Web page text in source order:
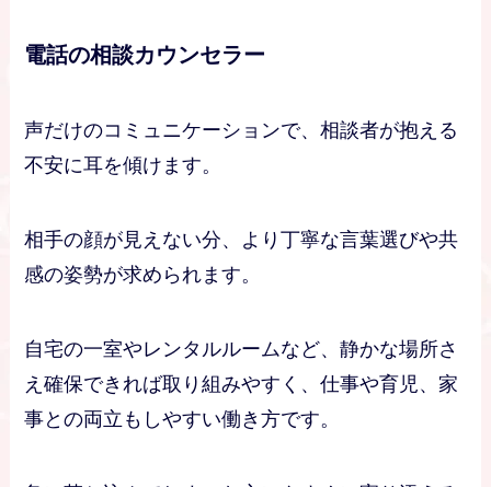
電話の相談カウンセラー
声だけのコミュニケーションで、相談者が抱える
不安に耳を傾けます。
相手の顔が見えない分、より丁寧な言葉選びや共
感の姿勢が求められます。
自宅の一室やレンタルルームなど、静かな場所さ
え確保できれば取り組みやすく、仕事や育児、家
事との両立もしやすい働き方です。